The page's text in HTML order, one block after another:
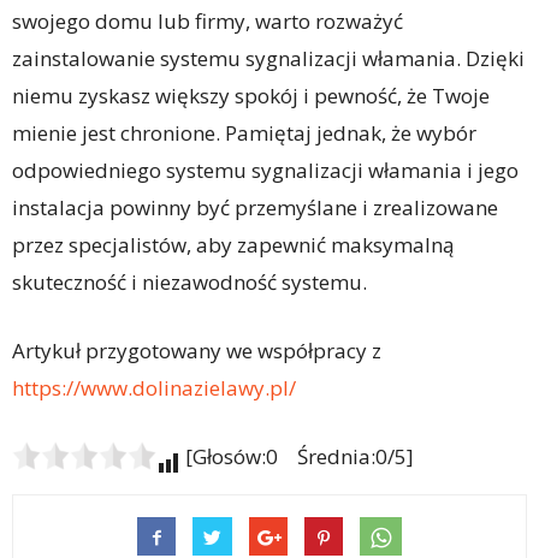
swojego domu lub firmy, warto rozważyć
zainstalowanie systemu sygnalizacji włamania. Dzięki
niemu zyskasz większy spokój i pewność, że Twoje
mienie jest chronione. Pamiętaj jednak, że wybór
odpowiedniego systemu sygnalizacji włamania i jego
instalacja powinny być przemyślane i zrealizowane
przez specjalistów, aby zapewnić maksymalną
skuteczność i niezawodność systemu.
Artykuł przygotowany we współpracy z
https://www.dolinazielawy.pl/
[Głosów:0 Średnia:0/5]